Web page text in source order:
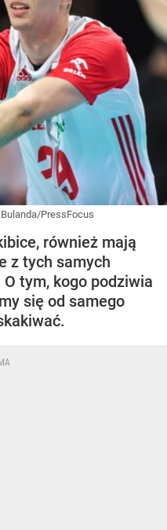
PressFocus
również mają
z tych samych
tym, kogo podziwia
się od samego